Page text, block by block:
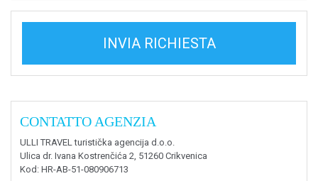
INVIA RICHIESTA
CONTATTO AGENZIA
ULLI TRAVEL turistička agencija d.o.o.
Ulica dr. Ivana Kostrenčića 2, 51260 Crikvenica
Kod : HR-AB-51-080906713